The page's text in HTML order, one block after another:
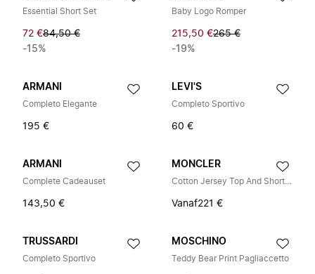
Essential Short Set
72 €84,50 €
-15%
Baby Logo Romper
215,50 €265 €
-19%
ARMANI
Completo Elegante
195 €
LEVI'S
Completo Sportivo
60 €
ARMANI
Complete Cadeauset
143,50 €
MONCLER
Cotton Jersey Top And Shorts Set
Vanaf221 €
TRUSSARDI
Completo Sportivo
MOSCHINO
Teddy Bear Print Pagliaccetto